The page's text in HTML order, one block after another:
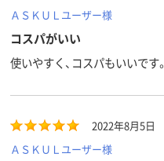
ＡＳＫＵＬユーザー様
コスパがいい
使いやすく、コスパもいいです。
2022年8月5日
ＡＳＫＵＬユーザー様